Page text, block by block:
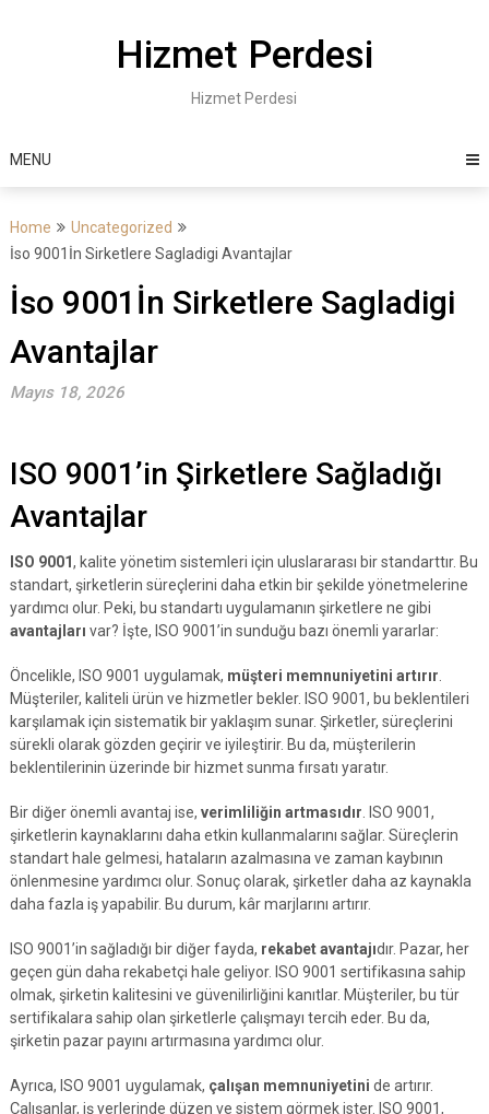
Hizmet Perdesi
Hizmet Perdesi
MENU
Home
Uncategorized
İso 9001İn Sirketlere Sagladigi Avantajlar
İso 9001İn Sirketlere Sagladigi
Avantajlar
Mayıs 18, 2026
ISO 9001’in Şirketlere Sağladığı
Avantajlar
ISO 9001, kalite yönetim sistemleri için uluslararası bir standarttır. Bu
standart, şirketlerin süreçlerini daha etkin bir şekilde yönetmelerine
yardımcı olur. Peki, bu standartı uygulamanın şirketlere ne gibi
avantajları var? İşte, ISO 9001’in sunduğu bazı önemli yararlar:
Öncelikle, ISO 9001 uygulamak, müşteri memnuniyetini artırır
Müşteriler, kaliteli ürün ve hizmetler bekler. ISO 9001, bu beklentileri
karşılamak için sistematik bir yaklaşım sunar. Şirketler, süreçlerini
sürekli olarak gözden geçirir ve iyileştirir. Bu da, müşterilerin
beklentilerinin üzerinde bir hizmet sunma fırsatı yaratır.
Bir diğer önemli avantaj ise, verimliliğin artmasıdır . ISO 9001,
şirketlerin kaynaklarını daha etkin kullanmalarını sağlar. Süreçlerin
standart hale gelmesi, hataların azalmasına ve zaman kaybının
önlenmesine yardımcı olur. Sonuç olarak, şirketler daha az kaynakla
daha fazla iş yapabilir. Bu durum, kâr marjlarını artırır.
ISO 9001’in sağladığı bir diğer fayda, rekabet avantajıdır. Pazar, her
geçen gün daha rekabetçi hale geliyor. ISO 9001 sertifikasına sahip
olmak, şirketin kalitesini ve güvenilirliğini kanıtlar. Müşteriler, bu tür
sertifikalara sahip olan şirketlerle çalışmayı tercih eder. Bu da,
şirketin pazar payını artırmasına yardımcı olur.
Ayrıca, ISO 9001 uygulamak, çalışan memnuniyetini de artırır.
Çalışanlar, iş yerlerinde düzen ve sistem görmek ister. ISO 9001,